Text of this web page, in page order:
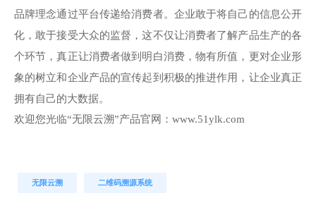
品牌理念通过平台传递给消费者。企业敢于将自己的信息公开
化，敢于接受大众的监督，这不仅让消费者了解产品生产的各
个环节，真正让消费者做到明白消费，物有所值，更对企业形
象的树立和企业产品的宣传起到积极的推进作用，让企业真正
拥有自己的大数据。
欢迎您光临“无限云溯”产品官网：www.51ylk.com
无限云溯 二维码溯源系统